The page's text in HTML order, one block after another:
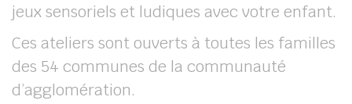
jeux sensoriels et ludiques avec votre enfant.
Ces ateliers sont ouverts à toutes les familles
des 54 communes de la communauté
d’agglomération.